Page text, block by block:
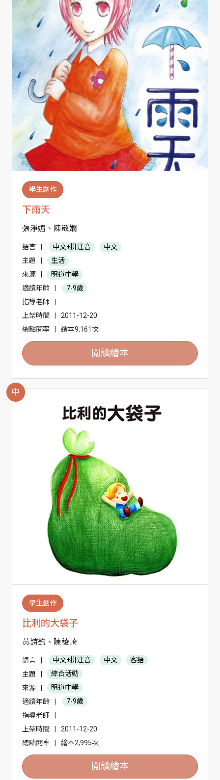
學生創作
下雨天
張淨媚、陳敬嫻
語言 中文+拼注音
中文
主題
生活
來源
明道中學
適讀年齡
7-9歲
指導老師
上架時間
2011-12-20
總點閱率
繪本9,161次
閱讀繪本
中
學生創作
比利的大袋子
黃詩鈞、陳稜崎
語言 | 中文+拼注音 中文
客語
主題
|
綜合活動
來源
|
明道中學
適讀年齡
|
7-9歲
指導老師
|
上架時間
|
2011-12-20
總點閱率
| 繪本2,995次
閱讀繪本